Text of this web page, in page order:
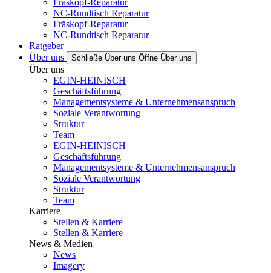
NC-Rundtisch Reparatur
Fräskopf-Reparatur
NC-Rundtisch Reparatur
Ratgeber
Über uns
Schließe Über uns Öffne Über uns
Über uns
EGIN-HEINISCH
Geschäftsführung
Managementsysteme & Unternehmensanspruch
Soziale Verantwortung
Struktur
Team
EGIN-HEINISCH
Geschäftsführung
Managementsysteme & Unternehmensanspruch
Soziale Verantwortung
Struktur
Team
Karriere
Stellen & Karriere
Stellen & Karriere
News & Medien
News
Imagery